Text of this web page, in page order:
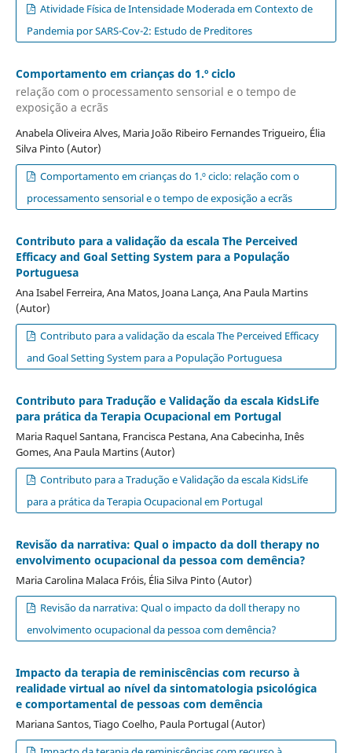
Atividade Física de Intensidade Moderada em Contexto de
Pandemia por SARS-Cov-2: Estudo de Preditores
Comportamento em crianças do 1.º ciclo
relação com o processamento sensorial e o tempo de
exposição a ecrãs
Anabela Oliveira Alves, Maria João Ribeiro Fernandes Trigueiro, Élia
Silva Pinto (Autor)
Comportamento em crianças do 1.º ciclo: relação com o
processamento sensorial e o tempo de exposição a ecrãs
Contributo para a validação da escala The Perceived
Efficacy and Goal Setting System para a População
Portuguesa
Ana Isabel Ferreira, Ana Matos, Joana Lança, Ana Paula Martins
(Autor)
Contributo para a validação da escala The Perceived Efficacy
and Goal Setting System para a População Portuguesa
Contributo para Tradução e Validação da escala KidsLife
para prática da Terapia Ocupacional em Portugal
Maria Raquel Santana, Francisca Pestana, Ana Cabecinha, Inês
Gomes, Ana Paula Martins (Autor)
Contributo para a Tradução e Validação da escala KidsLife
para a prática da Terapia Ocupacional em Portugal
Revisão da narrativa: Qual o impacto da doll therapy no
envolvimento ocupacional da pessoa com demência?
Maria Carolina Malaca Fróis, Élia Silva Pinto (Autor)
Revisão da narrativa: Qual o impacto da doll therapy no
envolvimento ocupacional da pessoa com demência?
Impacto da terapia de reminiscências com recurso à
realidade virtual ao nível da sintomatologia psicológica
e comportamental de pessoas com demência
Mariana Santos, Tiago Coelho, Paula Portugal (Autor)